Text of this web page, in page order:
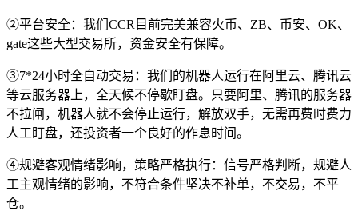
②平台安全：我们CCR目前完美兼容火币、ZB、币安、OK、
gate这些大型交易所，资金安全有保障。
③7*24小时全自动交易：我们的机器人运行在阿里云、腾讯云
等云服务器上，全天候不停歇盯盘。只要阿里、腾讯的服务器
不拉闸，机器人就不会停止运行，解放双手，无需再费时费力
人工盯盘，还投资者一个良好的作息时间。
④规避客观情绪影响，策略严格执行：信号严格判断，规避人
工主观情绪的影响，不符合条件坚决不补单，不交易，不平
仓。